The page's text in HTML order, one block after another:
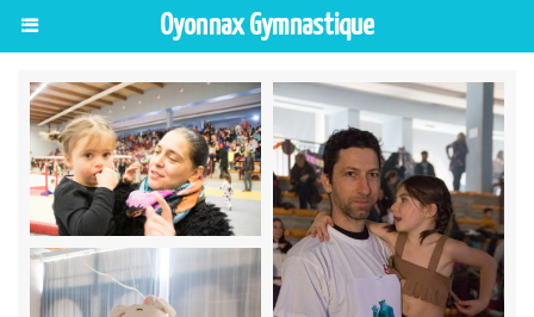
Oyonnax Gymnastique